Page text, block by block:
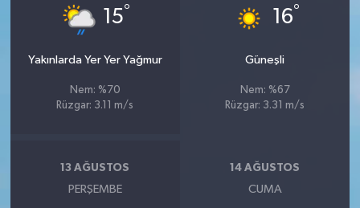
15°
Yakınlarda Yer Yer Yağmur
Nem: %70
Rüzgar: 3.11 m/s
16°
Güneşli
Nem: %67
Rüzgar: 3.31 m/s
13 AĞUSTOS
PERŞEMBE
14 AĞUSTOS
CUMA